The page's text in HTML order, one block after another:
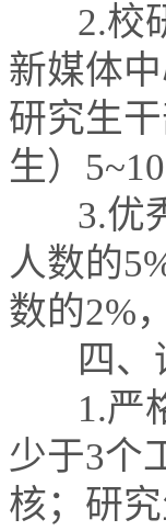
2.校研
新媒体
研究生
生）
3.优秀
人数的
数的2%
四、
1.严格
少于3个
核；研